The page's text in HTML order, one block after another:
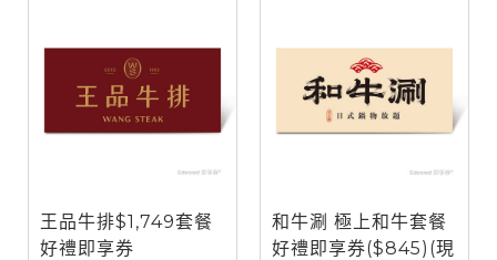
王品牛排$1,749套餐
好禮即享券
和牛涮 極上和牛套餐
好禮即享券($845)(現